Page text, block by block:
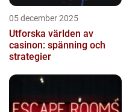
05 december 2025
Utforska världen av
casinon: spänning och
strategier